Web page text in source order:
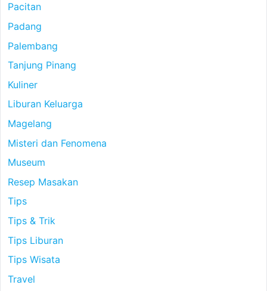
Pacitan
Padang
Palembang
Tanjung Pinang
Kuliner
Liburan Keluarga
Magelang
Misteri dan Fenomena
Museum
Resep Masakan
Tips
Tips & Trik
Tips Liburan
Tips Wisata
Travel